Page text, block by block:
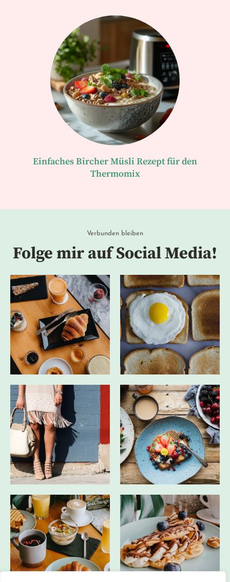
Einfaches Bircher Müsli Rezept für den
Thermomix
Verbunden bleiben
Folge mir auf Social Media!